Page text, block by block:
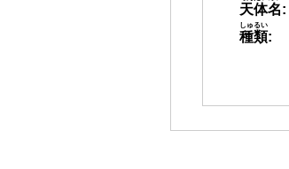
天体名:
種類
しゅるい
: